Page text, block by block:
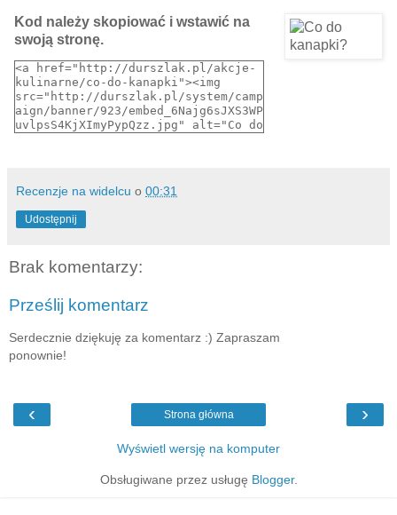
Kod należy skopiować i wstawić na
swoją stronę.
<a href="http://durszlak.pl/akcje-
kulinarne/co-do-kanapki"><img
src="http://durszlak.pl/system/camp
aign/banner/923/embed_6Najg6sJXS3WP
uvlpsS4KjXImyPypQzz.jpg" alt="Co do
Recenzje na widelcu o 00:31
Udostępnij
Brak komentarzy:
Prześlij komentarz
Serdecznie dziękuję za komentarz :) Zapraszam
ponownie!
‹ ›
Strona główna
Wyświetl wersję na komputer
Obsługiwane przez usługę Blogger.